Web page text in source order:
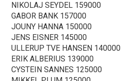
NIKOLAJ SEYDEL 159000
GABOR BANK 157000
JOUNY HANNA 150000
JENS EISNER 145000
ULLERUP TVE HANSEN 140000
ERIK ALBERIUS 139000
CYSTEIN SANNES 125000